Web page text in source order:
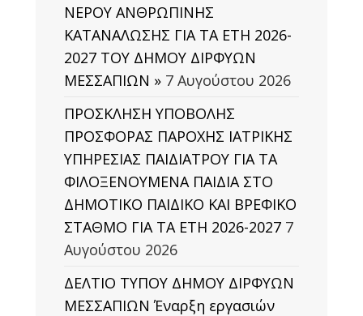
ΝΕΡΟΥ ΑΝΘΡΩΠΙΝΗΣ
ΚΑΤΑΝΑΛΩΣΗΣ ΓΙΑ ΤΑ ΕΤΗ 2026-
2027 ΤΟΥ ΔΗΜΟΥ ΔΙΡΦΥΩΝ
ΜΕΣΣΑΠΙΩΝ » 7 Αυγούστου 2026
ΠΡΟΣΚΛΗΣΗ ΥΠΟΒΟΛΗΣ
ΠΡΟΣΦΟΡΑΣ ΠΑΡΟΧΗΣ ΙΑΤΡΙΚΗΣ
ΥΠΗΡΕΣΙΑΣ ΠΑΙΔΙΑΤΡΟΥ ΓΙΑ ΤΑ
ΦΙΛΟΞΕΝΟΥΜΕΝΑ ΠΑΙΔΙΑ ΣΤΟ
ΔΗΜΟΤΙΚΟ ΠΑΙΔΙΚΟ ΚΑΙ ΒΡΕΦΙΚΟ
ΣΤΑΘΜΟ ΓΙΑ ΤΑ ΕΤΗ 2026-2027 7
Αυγούστου 2026
ΔΕΛΤΙΟ ΤΥΠΟΥ ΔΗΜΟΥ ΔΙΡΦΥΩΝ
ΜΕΣΣΑΠΙΩΝ Έναρξη εργασιών